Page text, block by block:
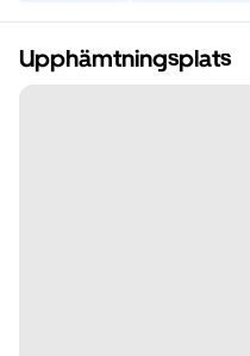
Upphämtningsplats